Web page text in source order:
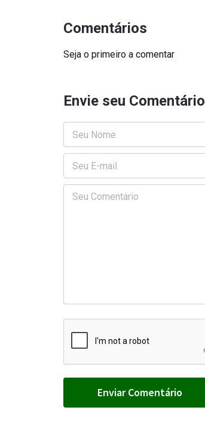
Comentários
Seja o primeiro a comentar
Envie seu Comentário